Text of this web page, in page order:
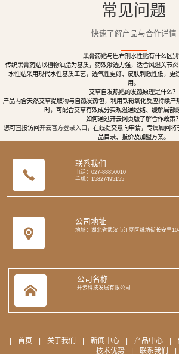
常见问题
快速了解产品与合作详情
黑膏药贴与巴布剂水性贴有什么区别
传统黑膏药贴以植物油脂为基质，药效渗透力强，适合风湿关节
水性贴采用现代水性基质工艺，透气性更好、皮肤刺激性低，更
用。
艾草自发热贴的发热原理是什么？
产品内含天然艾草提取物与自热发热包，利用铁粉氧化反应持续
时，可配合艾草有效成分实现温通经络、缓解局部
如何通过开云网页版了解合作政策？
您可直接访问 开云官方登录入口，在线提交意向申请，专属顾问
品目录、报价及加盟方案。
联系我们
电话：027-88850010
手机：15827495155
公司地址
地址：湖北省武汉市江夏区纸坊街长安里
公司名称
开云科技发展有限公司
首页 关于我们 新闻中心 产品中心
技术优势
联系我们